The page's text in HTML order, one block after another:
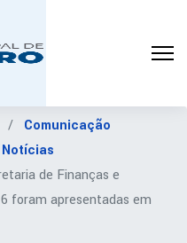
Comunicação
de Finanças e
foram apresentadas em